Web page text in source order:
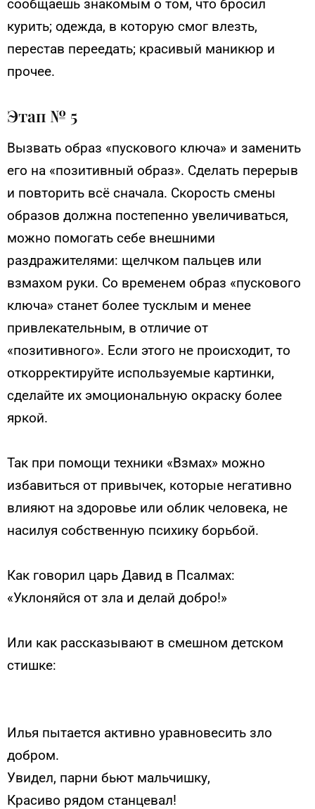
сообщаешь знакомым о том, что бросил
курить; одежда, в которую смог влезть,
перестав переедать; красивый маникюр и
прочее.
Этап № 5
Вызвать образ «пускового ключа» и заменить
его на «позитивный образ». Сделать перерыв
и повторить всё сначала. Скорость смены
образов должна постепенно увеличиваться,
можно помогать себе внешними
раздражителями: щелчком пальцев или
взмахом руки. Со временем образ «пускового
ключа» станет более тусклым и менее
привлекательным, в отличие от
«позитивного». Если этого не происходит, то
откорректируйте используемые картинки,
сделайте их эмоциональную окраску более
яркой.
Так при помощи техники «Взмах» можно
избавиться от привычек, которые негативно
влияют на здоровье или облик человека, не
насилуя собственную психику борьбой.
Как говорил царь Давид в Псалмах:
«Уклоняйся от зла и делай добро!»
Или как рассказывают в смешном детском
стишке:
Илья пытается активно уравновесить зло
добром.
Увидел, парни бьют мальчишку,
Красиво рядом станцевал!